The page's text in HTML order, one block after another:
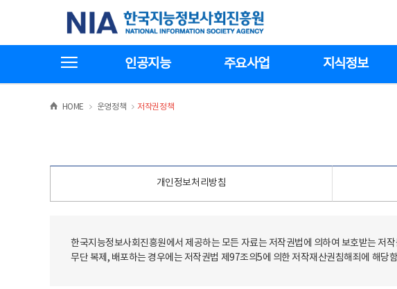
기
한국지능정보사회진흥원
인공지능 주요사업 지식정보
HOME >운영정책 >
저작권정책
개인정보처리방침
한국지능정보사회진흥원에서 제공하는 모든 자료는 저작권법에 의하여 보호받는 저
무단 복제, 배포하는 경우에는 저작권법 제97조의5에 의한 저작재산권침해죄에 해당